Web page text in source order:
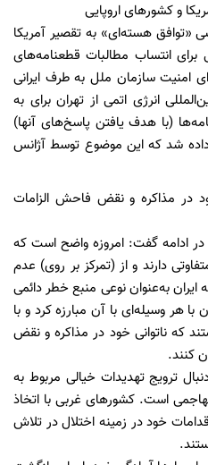
و کشورهای اروپایی
«توافق هسته‌ای» به تقصیر آمریکا
برای انتساب مطالبات قطعنامه‌های
سازمان ملل به طرف ایرانی
انرژی اتمی از تهران برای به
(با هدف یافتن پاسخ‌های آنها)
شد که این موضوع توسط آژانس
در مذاکره و نقض فاحش الزامات
ادامه گفت: امروزه واضح است که
دارند و از (تمرکز بر روی) عدم
ایران به‌عنوان نوعی منبع خطر دائمی
هر وسیله‌ای با آن مبارزه کرد و با
که ناتوانی خود در مذاکره و نقض
کنند.
ترویج تهدیدات خیالی مربوط به
است. کشورهای غربی با اتخاذ
خود در زمینه اختلال در تلاش